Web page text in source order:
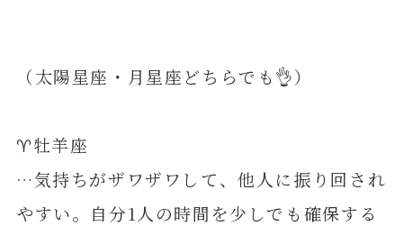
（太陽星座・月星座どちらでも👌）
♈️牡羊座
…気持ちがザワザワして、他人に振り回され
やすい。自分1人の時間を少しでも確保する